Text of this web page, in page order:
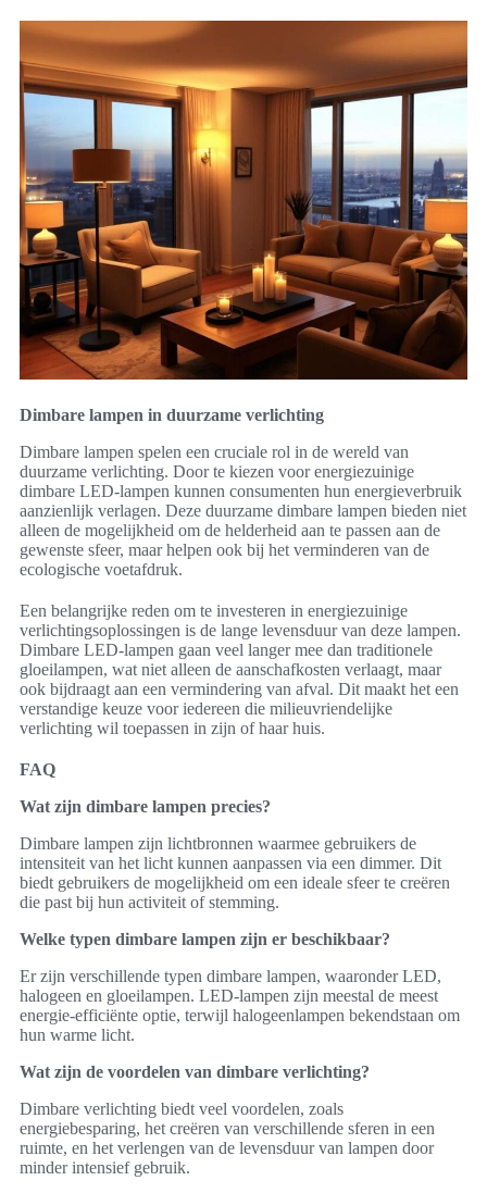
Dimbare lampen in duurzame verlichting
Dimbare lampen spelen een cruciale rol in de wereld van
duurzame verlichting. Door te kiezen voor energiezuinige
dimbare LED-lampen kunnen consumenten hun energieverbruik
aanzienlijk verlagen. Deze duurzame dimbare lampen bieden niet
alleen de mogelijkheid om de helderheid aan te passen aan de
gewenste sfeer, maar helpen ook bij het verminderen van de
ecologische voetafdruk.
Een belangrijke reden om te investeren in energiezuinige
verlichtingsoplossingen is de lange levensduur van deze lampen.
Dimbare LED-lampen gaan veel langer mee dan traditionele
gloeilampen, wat niet alleen de aanschafkosten verlaagt, maar
ook bijdraagt aan een vermindering van afval. Dit maakt het een
verstandige keuze voor iedereen die milieuvriendelijke
verlichting wil toepassen in zijn of haar huis.
FAQ
Wat zijn dimbare lampen precies?
Dimbare lampen zijn lichtbronnen waarmee gebruikers de
intensiteit van het licht kunnen aanpassen via een dimmer. Dit
biedt gebruikers de mogelijkheid om een ideale sfeer te creëren
die past bij hun activiteit of stemming.
Welke typen dimbare lampen zijn er beschikbaar?
Er zijn verschillende typen dimbare lampen, waaronder LED,
halogeen en gloeilampen. LED-lampen zijn meestal de meest
energie-efficiënte optie, terwijl halogeenlampen bekendstaan om
hun warme licht.
Wat zijn de voordelen van dimbare verlichting?
Dimbare verlichting biedt veel voordelen, zoals
energiebesparing, het creëren van verschillende sferen in een
ruimte, en het verlengen van de levensduur van lampen door
minder intensief gebruik.